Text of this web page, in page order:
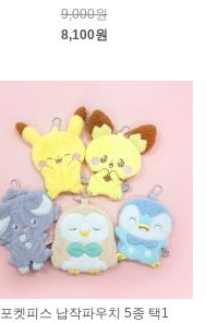
9,000원
8,100원
포켓피스 납작파우치 5종 택1